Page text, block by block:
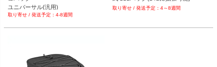
ユニバーサル(汎用)
4-8週間
4～8週間